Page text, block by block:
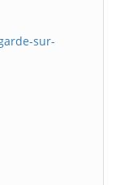
sur-